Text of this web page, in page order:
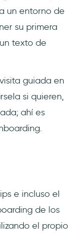
un entorno de
su primera
texto de
guiada en
si quieren,
ahí es
e incluso el
de los
el propio